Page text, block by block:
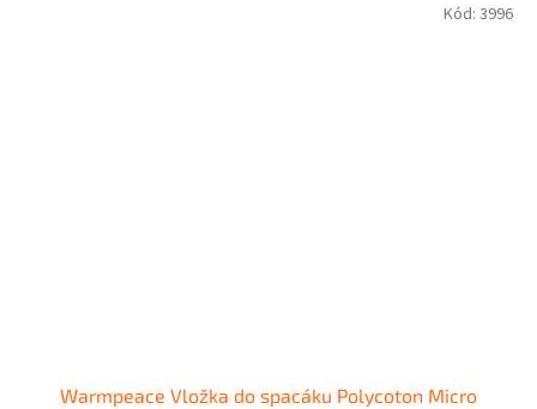
Warmpeace Vložka do spacáku Polycoton Micro
Kód: 3996